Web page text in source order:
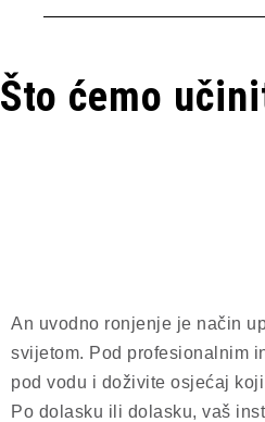
Što ćemo
An uvodno ronjenje je način
svijetom. Pod profesionalnim
pod vodu i doživite osjećaj
Po dolasku ili dolasku, vaš